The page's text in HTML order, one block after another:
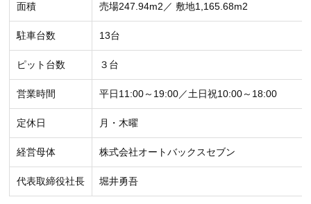
面積 売場247.94m2／ 敷地1,165.68m2
駐車台数 13台
ピット台数 ３台
営業時間 平日11:00～19:00／土日祝10:00～18:00
定休日 月・木曜
経営母体 株式会社オートバックスセブン
代表取締役社長 堀井勇吾